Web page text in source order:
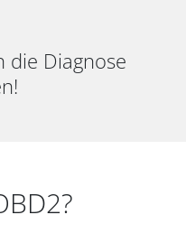
die Diagnose